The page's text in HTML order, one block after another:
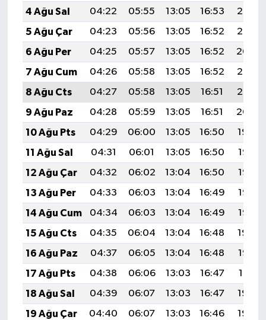
4 Ağu Sal
04:22 05:55 13:05 16:53
20:06
5 Ağu Çar
04:23 05:56 13:05 16:52
20:05
6 Ağu Per
04:25 05:57 13:05 16:52
20:04
7 Ağu Cum
04:26 05:58 13:05 16:52
20:03
8 Ağu Cts
04:27 05:58 13:05 16:51
20:02
9 Ağu Paz
04:28 05:59 13:05 16:51
20:00
10 Ağu Pts
04:29 06:00 13:05 16:50
19:59
11 Ağu Sal
04:31 06:01 13:05 16:50
19:58
12 Ağu Çar
04:32 06:02 13:04 16:50
19:57
13 Ağu Per
04:33 06:03 13:04 16:49
19:56
14 Ağu Cum
04:34 06:03 13:04 16:49
19:55
15 Ağu Cts
04:35 06:04 13:04 16:48
19:54
16 Ağu Paz
04:37 06:05 13:04 16:48
19:52
17 Ağu Pts
04:38 06:06 13:03 16:47
19:51
18 Ağu Sal
04:39 06:07 13:03 16:47
19:50
19 Ağu Çar
04:40 06:07 13:03 16:46 19:49